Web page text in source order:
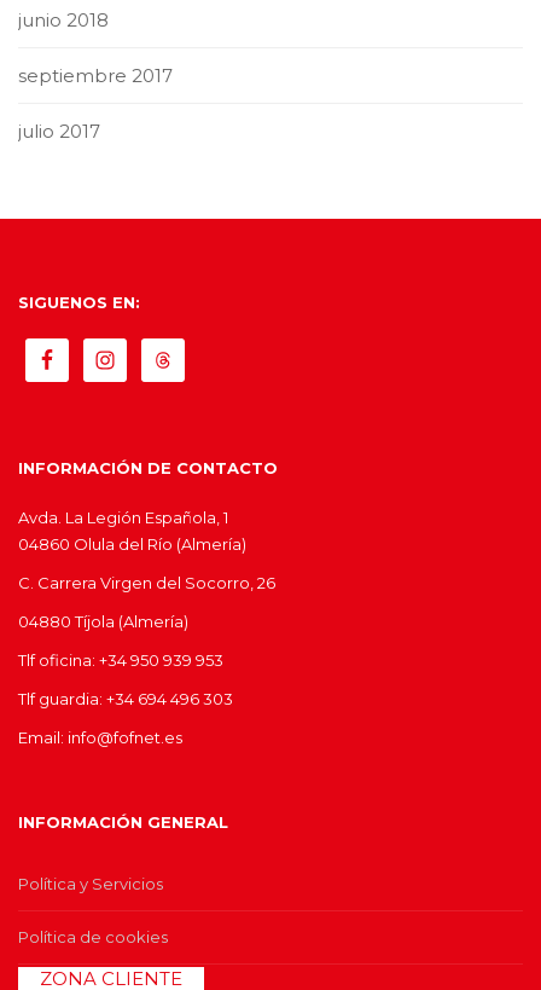
junio 2018
septiembre 2017
julio 2017
SIGUENOS EN:
INFORMACIÓN DE CONTACTO
Avda. La Legión Española, 1
04860 Olula del Río (Almería)
C. Carrera Virgen del Socorro, 26
04880 Tíjola (Almería)
Tlf oficina: +34 950 939 953
Tlf guardia: +34 694 496 303
Email: info@fofnet.es
INFORMACIÓN GENERAL
Política y Servicios
Política de cookies
ZONA CLIENTE